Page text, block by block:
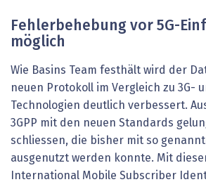
Fehlerbehebung vor 5G-
möglich
Wie Basins Team festhält wird der
neuen Protokoll im Vergleich zu 3G-
Technologien deutlich verbessert.
3GPP mit den neuen Standards
schliessen, die bisher mit so
ausgenutzt werden konnte. Mit
International Mobile Subscriber